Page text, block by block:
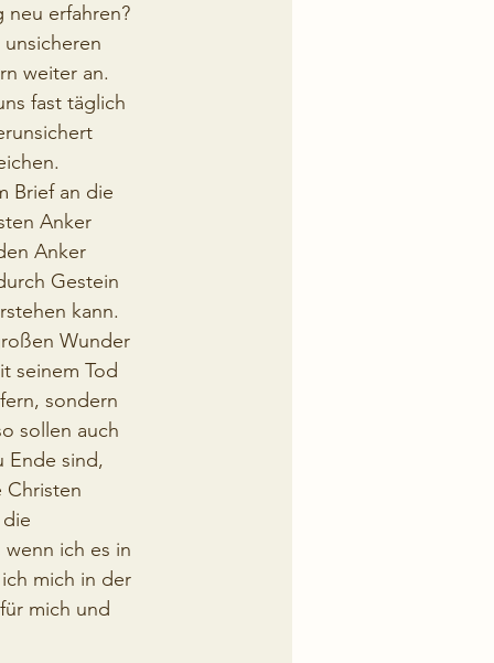
neu erfahren?
weiter an.
fast täglich
Brief an die
Anker
Anker
Gestein
kann.
Wunder
seinem Tod
sondern
sollen auch
Ende sind,
Christen
ich es in
mich in der
mich und